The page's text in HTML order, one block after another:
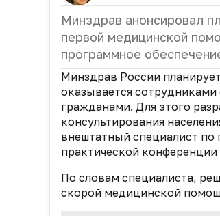
Минздрав анонсировал
первой медицинской
программное
Минздрав России
оказывается
гражданами. Для этого
консультирования
внештатный специалист
практической
По словам специалиста,
скорой медицинской